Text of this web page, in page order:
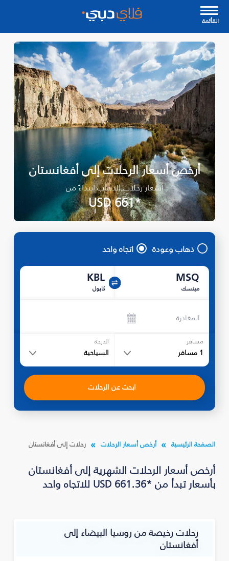
القأئمة
أرخص أسعار الرحلات إلى أفغانستان
أسعار رحلات الذهاب ابتداءً من
*USD 661
ذهاب وعودة اتجاه واحد
MSQ
مينسك
KBL
كابول
المغادرة
مسافر
1 مسافر
الدرجة
السياحية
ابحث عن الرحلات
الصفحة الرئيسية أرخص أسعار الرحلات رحلات إلى أفغانستان
أرخص أسعار الرحلات الشهرية إلى أفغانستان
بأسعار تبدأ من *USD 661.36 للاتجاه واحد
رحلات رخيصة من روسيا البيضاء إلى
أفغانستان